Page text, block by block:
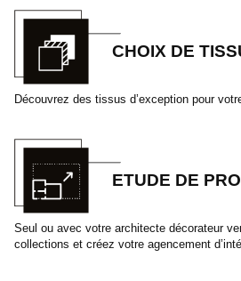
CHOIX DE
Découvrez des tissus d’exception pour
ETUDE DE
Seul ou avec votre architecte décorateur
collections et créez votre agencement